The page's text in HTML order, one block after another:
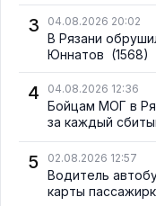
3 04.08.2026 20:02
В Рязани
Юннатов (1568)
4 04.08.2026 12:36
Бойцам МОГ в
за каждый
5 02.08.2026 12:57
Водитель
карты